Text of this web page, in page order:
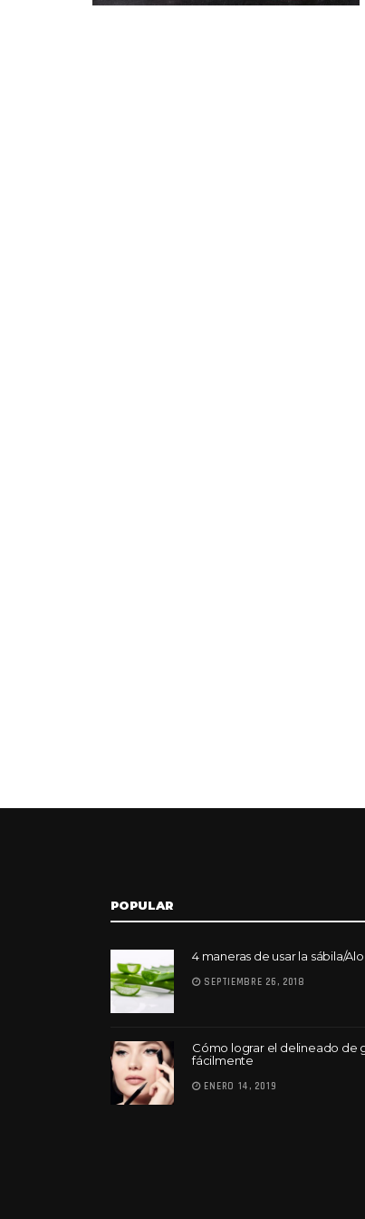
POPULAR
4 maneras de usar la sábila/
SEPTIEMBRE 26, 2018
Cómo lograr el delineado de
fácilmente
ENERO 14, 2019